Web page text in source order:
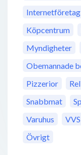
Internetföretag
Köpcentrum
Myndigheter
Obemannade
Pizzerior
Snabbmat
Varuhus
VVS
Övrigt